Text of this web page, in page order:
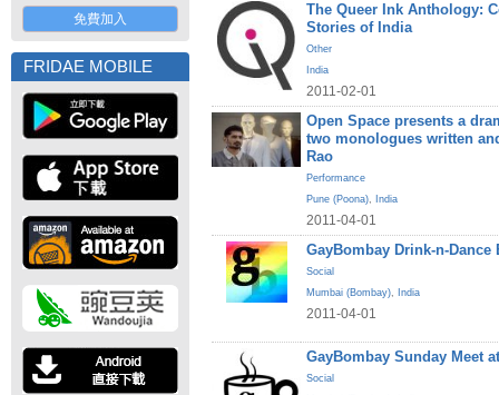
免費加入
FRIDAE MOBILE
The Queer Ink Anthology:
Stories of India
Other
India
2011-02-01
Open Space presents a
two monologues written
Rao
Performance
Pune (Poona), India
2011-04-01
GayBombay Drink-n-Dance
Social
Mumbai (Bombay), India
2011-04-01
GayBombay Sunday Meet
Social